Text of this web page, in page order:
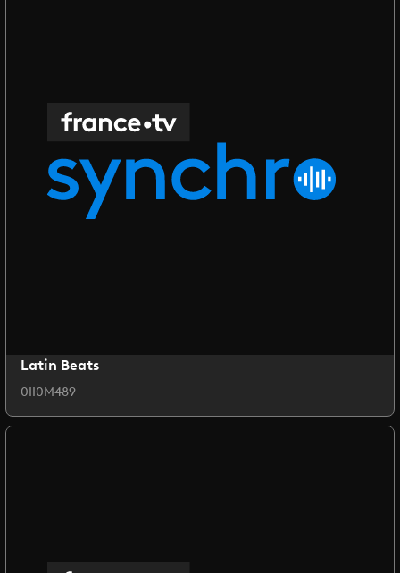
Latin Beats
0II0M489